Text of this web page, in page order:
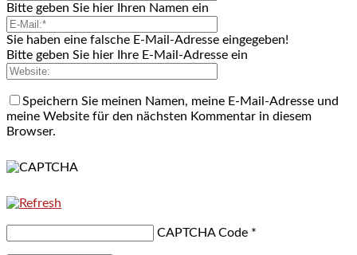
Bitte geben Sie hier Ihren Namen ein
Sie haben eine falsche E-Mail-Adresse eingegeben!
Bitte geben Sie hier Ihre E-Mail-Adresse ein
Speichern Sie meinen Namen, meine E-Mail-Adresse und
meine Website für den nächsten Kommentar in diesem
Browser.
CAPTCHA Code *